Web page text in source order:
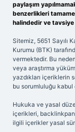
paylaşım
benzerlikleri
halindedir ve
Sitemiz, 5651 Sayılı
Kurumu (BTK)
vermektedir. Bu
veya araştırma
yazdıkları içeriklerin
bu sorumluluğu kabul
Hukuka ve yasal
içerikleri,
ilgili içerikler yasal